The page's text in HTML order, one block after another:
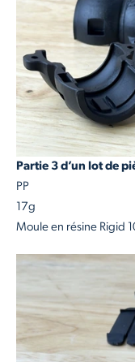
Partie 3 d’un lot de
PP
17g
Moule en résine Rigid